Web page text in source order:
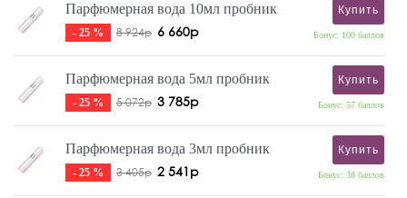
Парфюмерная вода 10мл пробник
- 25 % 8 924р 6 660р
Купить
Бонус: 100 баллов
Парфюмерная вода 5мл пробник
- 25 % 5 072р 3 785р
Купить
Бонус: 57 баллов
Парфюмерная вода 3мл пробник
- 25 % 3 405р 2 541р
Купить
Бонус: 38 баллов